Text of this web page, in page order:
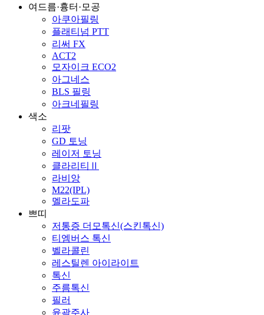
여드름·흉터·모공
아쿠아필링
플래티넘 PTT
리써 FX
ACT2
모자이크 ECO2
아그네스
BLS 필링
아크네필링
색소
리팟
GD 토닝
레이저 토닝
클라리티Ⅱ
라비앙
M22(IPL)
멜라도파
쁘띠
저통증 더모톡신(스킨톡신)
티엠버스 톡신
벨라콜린
레스틸렌 아이라이트
톡신
주름톡신
필러
윤곽주사